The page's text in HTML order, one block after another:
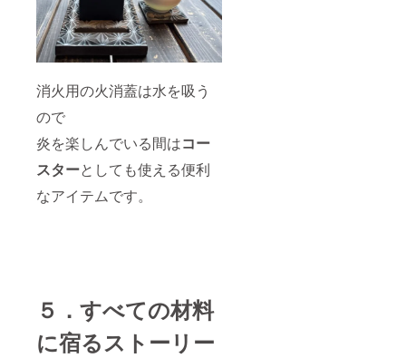
消火用の火消蓋は水を吸う
ので
炎を楽しんでいる間はコー
スターとしても使える便利
なアイテムです。
５．すべての材料
に宿るストーリー